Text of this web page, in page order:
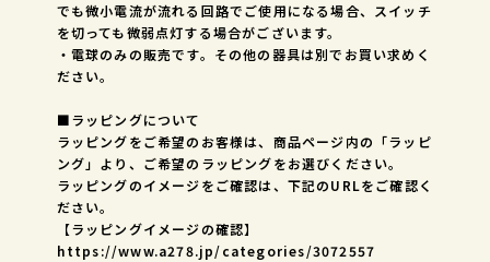
でも微小電流が流れる回路でご使用になる場合、スイッチ
を切っても微弱点灯する場合がございます。
・電球のみの販売です。その他の器具は別でお買い求めく
ださい。
■ラッピングについて
ラッピングをご希望のお客様は、商品ページ内の「ラッピ
ング」より、ご希望のラッピングをお選びください。
ラッピングのイメージをご確認は、下記のURLをご確認く
ださい。
【ラッピングイメージの確認】
https://www.a278.jp/categories/3072557